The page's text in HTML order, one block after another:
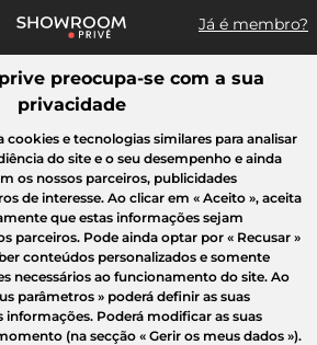
Já é membro?
um artigo, uma venda...
Desporto Casa Criança Beleza
preocupa-se com a sua
privacidade
e tecnologias similares para analisar
do site e o seu desempenho e ainda
os nossos parceiros, publicidades
de interesse. Ao clicar em « Aceito », aceita
que estas informações sejam
parceiros. Pode ainda optar por « Recusar »
conteúdos personalizados e somente
necessários ao funcionamento do site. Ao
parâmetros » poderá definir as suas
informações. Poderá modificar as suas
(na secção « Gerir os meus dados »).